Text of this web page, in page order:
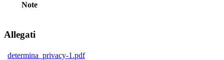
Note
Allegati
determina_privacy-1.pdf